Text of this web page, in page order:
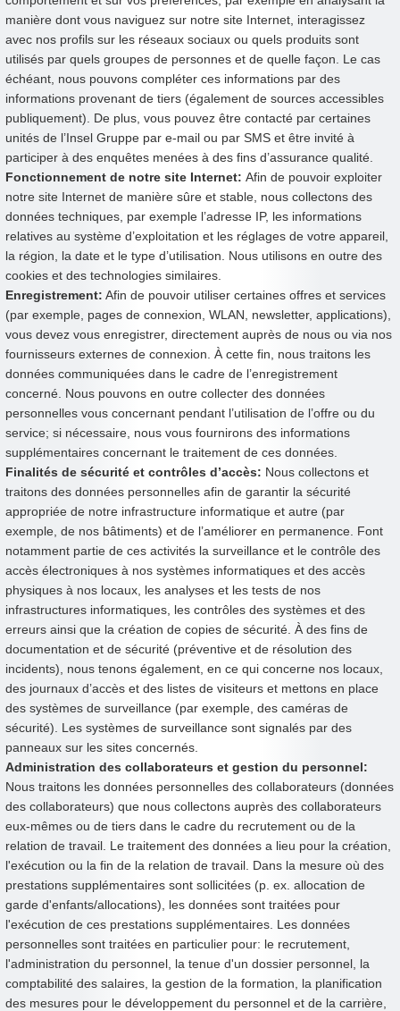
manière dont vous naviguez sur notre site Internet, interagissez
avec nos profils sur les réseaux sociaux ou quels produits sont
utilisés par quels groupes de personnes et de quelle façon. Le cas
échéant, nous pouvons compléter ces informations par des
informations provenant de tiers (également de sources accessibles
publiquement). De plus, vous pouvez être contacté par certaines
unités de l’Insel Gruppe par e-mail ou par SMS et être invité à
participer à des enquêtes menées à des fins d’assurance qualité.
Fonctionnement de notre site Internet: Afin de pouvoir exploiter
notre site Internet de manière sûre et stable, nous collectons des
données techniques, par exemple l’adresse IP, les informations
relatives au système d’exploitation et les réglages de votre appareil,
la région, la date et le type d’utilisation. Nous utilisons en outre des
cookies et des technologies similaires.
Enregistrement: Afin de pouvoir utiliser certaines offres et services
(par exemple, pages de connexion, WLAN, newsletter, applications),
vous devez vous enregistrer, directement auprès de nous ou via nos
fournisseurs externes de connexion. À cette fin, nous traitons les
données communiquées dans le cadre de l’enregistrement
concerné. Nous pouvons en outre collecter des données
personnelles vous concernant pendant l’utilisation de l’offre ou du
service; si nécessaire, nous vous fournirons des informations
supplémentaires concernant le traitement de ces données.
Finalités de sécurité et contrôles d’accès: Nous collectons et
traitons des données personnelles afin de garantir la sécurité
appropriée de notre infrastructure informatique et autre (par
exemple, de nos bâtiments) et de l’améliorer en permanence. Font
notamment partie de ces activités la surveillance et le contrôle des
accès électroniques à nos systèmes informatiques et des accès
physiques à nos locaux, les analyses et les tests de nos
infrastructures informatiques, les contrôles des systèmes et des
erreurs ainsi que la création de copies de sécurité. À des fins de
documentation et de sécurité (préventive et de résolution des
incidents), nous tenons également, en ce qui concerne nos locaux,
des journaux d’accès et des listes de visiteurs et mettons en place
des systèmes de surveillance (par exemple, des caméras de
sécurité). Les systèmes de surveillance sont signalés par des
panneaux sur les sites concernés.
Administration des collaborateurs et gestion du personnel:
Nous traitons les données personnelles des collaborateurs (données
des collaborateurs) que nous collectons auprès des collaborateurs
eux-mêmes ou de tiers dans le cadre du recrutement ou de la
relation de travail. Le traitement des données a lieu pour la création,
l'exécution ou la fin de la relation de travail. Dans la mesure où des
prestations supplémentaires sont sollicitées (p. ex. allocation de
garde d'enfants/allocations), les données sont traitées pour
l'exécution de ces prestations supplémentaires. Les données
personnelles sont traitées en particulier pour: le recrutement,
l'administration du personnel, la tenue d'un dossier personnel, la
comptabilité des salaires, la gestion de la formation, la planification
des mesures pour le développement du personnel et de la carrière,